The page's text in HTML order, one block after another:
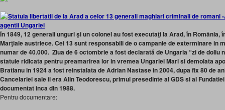
În 1849, 12 generali unguri şi un colonel au fost executaţi la Arad, în România,
Marţiale austriece. Cei 13 sunt responsabili de o campanie de exterminare in
numar de 40.000. Ziua de 6 octombrie a fost declarată de Ungaria “zi de doliu
statuie ridicata pentru preamarirea lor in vremea Ungariei Mari si demolata
Bratianu in 1924 a fost reinstalata de Adrian Nastase in 2004, dupa fix 80 de
Cancelariei sale ii era Alin Teodorescu, primul presedinte al GDS si al
documentat inca din 1988.
Pentru documentare: